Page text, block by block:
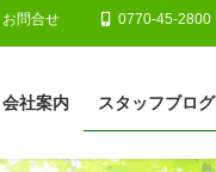
お問合せ 0770-45-2800
会社案内 スタッフブログ